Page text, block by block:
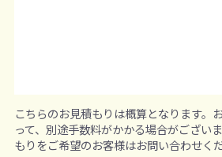
※既製
こちらのお見積もりは概算となります。
って、別途手数料がかかる場合がござい
もりをご希望のお客様はお問い合わせくだ